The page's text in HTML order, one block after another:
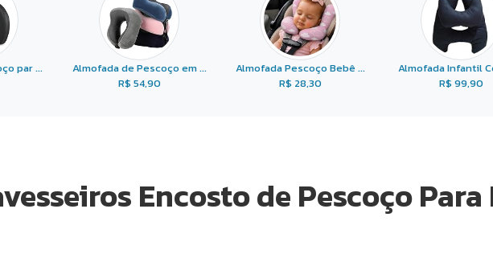
par ...
Almofada de Pescoço em ...
R$ 54,90
Almofada Pescoço Bebê ...
R$ 28,30
Almofada Infantil
R$ 99,90
Encosto de Pescoço